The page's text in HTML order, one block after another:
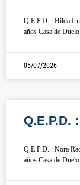
Q.E.P.D. : Hilda
años Casa de
05/07/2026
Q.E.P.D.
Q.E.P.D. : Nora
años Casa de